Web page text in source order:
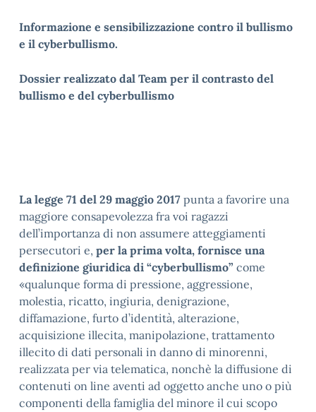
Informazione e sensibilizzazione contro il bullismo
e il cyberbullismo.
Dossier realizzato dal Team per il contrasto del
bullismo e del cyberbullismo
La legge 71 del 29 maggio 2017 punta a favorire una
maggiore consapevolezza fra voi ragazzi
dell’importanza di non assumere atteggiamenti
persecutori e, per la prima volta, fornisce una
definizione giuridica di “cyberbullismo” come
«qualunque forma di pressione, aggressione,
molestia, ricatto, ingiuria, denigrazione,
diffamazione, furto d’identità, alterazione,
acquisizione illecita, manipolazione, trattamento
illecito di dati personali in danno di minorenni,
realizzata per via telematica, nonchè la diffusione di
contenuti on line aventi ad oggetto anche uno o più
componenti della famiglia del minore il cui scopo